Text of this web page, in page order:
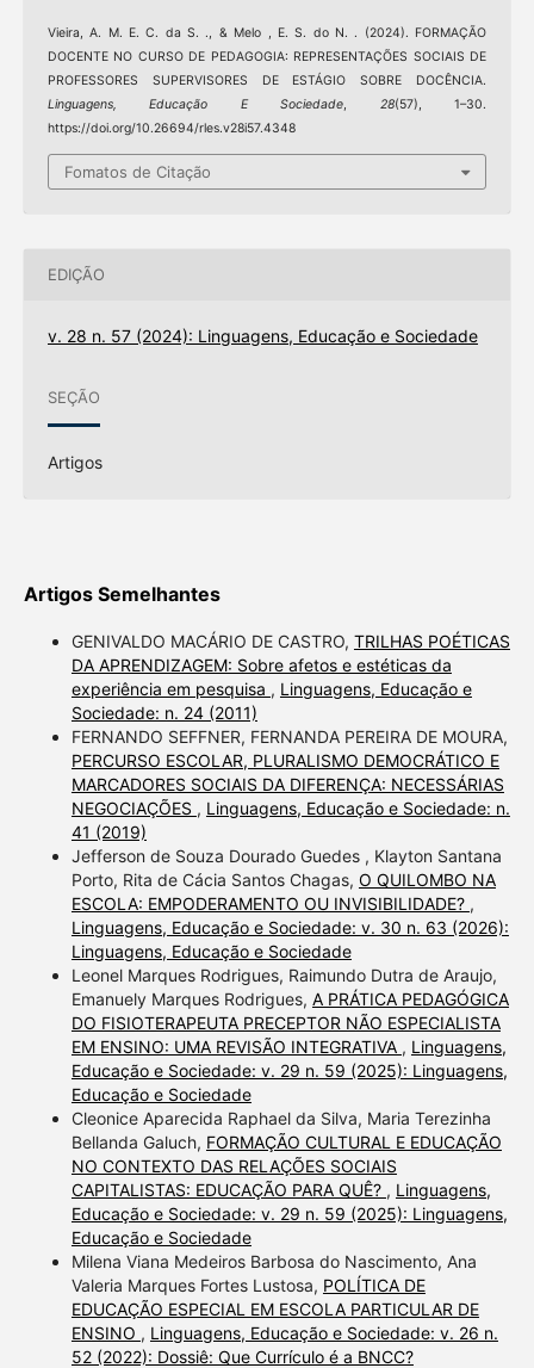
Vieira, A. M. E. C. da S. ., & Melo , E. S. do N. . (2024). FORMAÇÃO
DOCENTE NO CURSO DE PEDAGOGIA: REPRESENTAÇÕES SOCIAIS DE
PROFESSORES SUPERVISORES DE ESTÁGIO SOBRE DOCÊNCIA.
Linguagens, Educação E Sociedade, 28(57), 1–30.
https://doi.org/10.26694/rles.v28i57.4348
Fomatos de Citação
EDIÇÃO
v. 28 n. 57 (2024): Linguagens, Educação e Sociedade
SEÇÃO
Artigos
Artigos Semelhantes
GENIVALDO MACÁRIO DE CASTRO, TRILHAS POÉTICAS
DA APRENDIZAGEM: Sobre afetos e estéticas da
experiência em pesquisa , Linguagens, Educação e
Sociedade: n. 24 (2011)
FERNANDO SEFFNER, FERNANDA PEREIRA DE MOURA,
PERCURSO ESCOLAR, PLURALISMO DEMOCRÁTICO E
MARCADORES SOCIAIS DA DIFERENÇA: NECESSÁRIAS
NEGOCIAÇÕES , Linguagens, Educação e Sociedade: n.
41 (2019)
Jefferson de Souza Dourado Guedes , Klayton Santana
Porto, Rita de Cácia Santos Chagas, O QUILOMBO NA
ESCOLA: EMPODERAMENTO OU INVISIBILIDADE? ,
Linguagens, Educação e Sociedade: v. 30 n. 63 (2026):
Linguagens, Educação e Sociedade
Leonel Marques Rodrigues, Raimundo Dutra de Araujo,
Emanuely Marques Rodrigues, A PRÁTICA PEDAGÓGICA
DO FISIOTERAPEUTA PRECEPTOR NÃO ESPECIALISTA
EM ENSINO: UMA REVISÃO INTEGRATIVA , Linguagens,
Educação e Sociedade: v. 29 n. 59 (2025): Linguagens,
Educação e Sociedade
Cleonice Aparecida Raphael da Silva, Maria Terezinha
Bellanda Galuch, FORMAÇÃO CULTURAL E EDUCAÇÃO
NO CONTEXTO DAS RELAÇÕES SOCIAIS
CAPITALISTAS: EDUCAÇÃO PARA QUÊ? , Linguagens,
Educação e Sociedade: v. 29 n. 59 (2025): Linguagens,
Educação e Sociedade
Milena Viana Medeiros Barbosa do Nascimento, Ana
Valeria Marques Fortes Lustosa, POLÍTICA DE
EDUCAÇÃO ESPECIAL EM ESCOLA PARTICULAR DE
ENSINO , Linguagens, Educação e Sociedade: v. 26 n.
52 (2022): Dossiê: Que Currículo é a BNCC?